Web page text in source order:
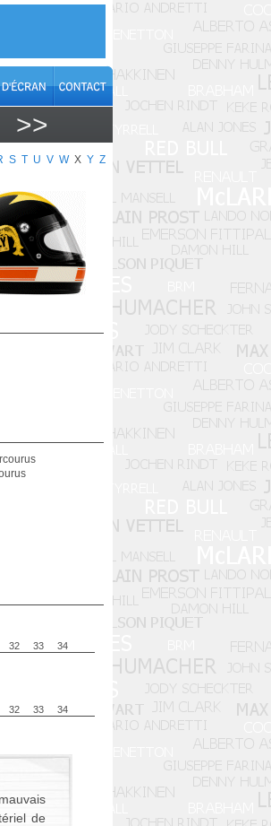
>>
S T U V W X Y Z
32 33 34
32 33 34
de